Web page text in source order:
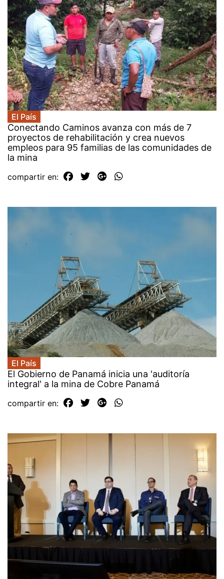
El País
Conectando Caminos avanza con más de 7
proyectos de rehabilitación y crea nuevos
empleos para 95 familias de las comunidades de
la mina
compartir en:
El País
El Gobierno de Panamá inicia una 'auditoría
integral' a la mina de Cobre Panamá
compartir en: